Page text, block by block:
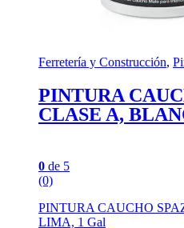
Ferretería y Construcción,
PINTURA
CLASE A,
0 de 5
(0)
PINTURA CAUCHO
LIMA, 1 Gal